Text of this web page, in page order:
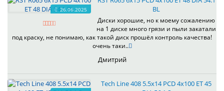
26.06.2025
BL
Диски хорошие, но к моему сожалению
на 1 диске много грязи и пыли закатали
под краску, не понимаю, как такой диск прошёл контроль качества!
очень таки..
Дмитрий
Tech Line 408 5.5x14 PCD 4x100 ET 45